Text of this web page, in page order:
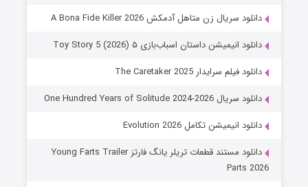
دانلود سریال زن متاهل آدمکش A Bona Fide Killer 2026
دانلود انیمیشن داستان اسباب‌بازی ۵ Toy Story 5 (2026)
دانلود فیلم سرایدار The Caretaker 2025
دانلود سریال One Hundred Years of Solitude 2024-2026
دانلود انیمیشن تکامل Evolution 2026
دانلود مستند قطعات تریلر یانگ فارتز Young Farts Trailer
Parts 2026